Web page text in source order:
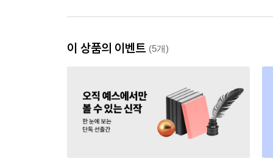
이 상품의 이벤트 (5개)